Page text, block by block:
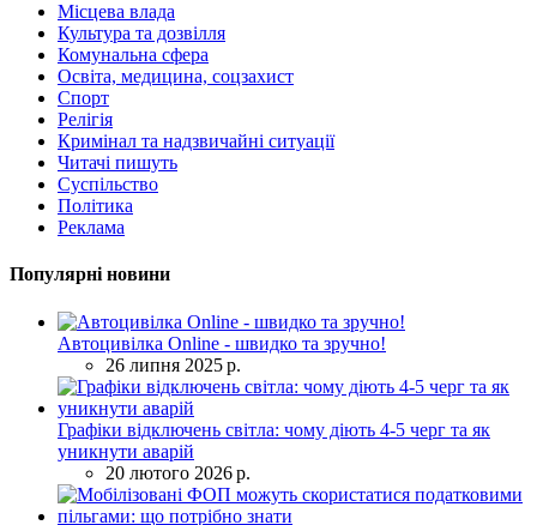
Місцева влада
Культура та дозвілля
Комунальна сфера
Освіта, медицина, соцзахист
Спорт
Релігія
Кримінал та надзвичайні ситуації
Читачі пишуть
Суспільство
Політика
Реклама
Популярні новини
Автоцивілка Online - швидко та зручно!
26 липня 2025 р.
Графіки відключень світла: чому діють 4-5 черг та як
уникнути аварій
20 лютого 2026 р.